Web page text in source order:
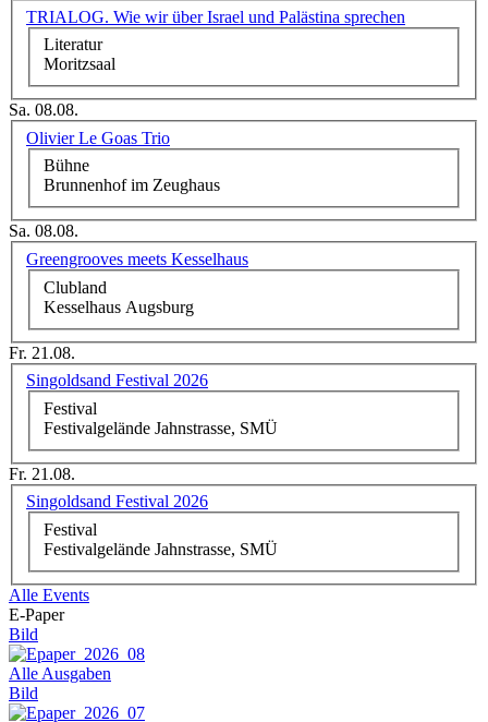
TRIALOG. Wie wir über Israel und Palästina sprechen
Literatur
Moritzsaal
Sa. 08.08.
Olivier Le Goas Trio
Bühne
Brunnenhof im Zeughaus
Sa. 08.08.
Greengrooves meets Kesselhaus
Clubland
Kesselhaus Augsburg
Fr. 21.08.
Singoldsand Festival 2026
Festival
Festivalgelände Jahnstrasse, SMÜ
Fr. 21.08.
Singoldsand Festival 2026
Festival
Festivalgelände Jahnstrasse, SMÜ
Alle Events
E-Paper
Bild
Alle Ausgaben
Bild